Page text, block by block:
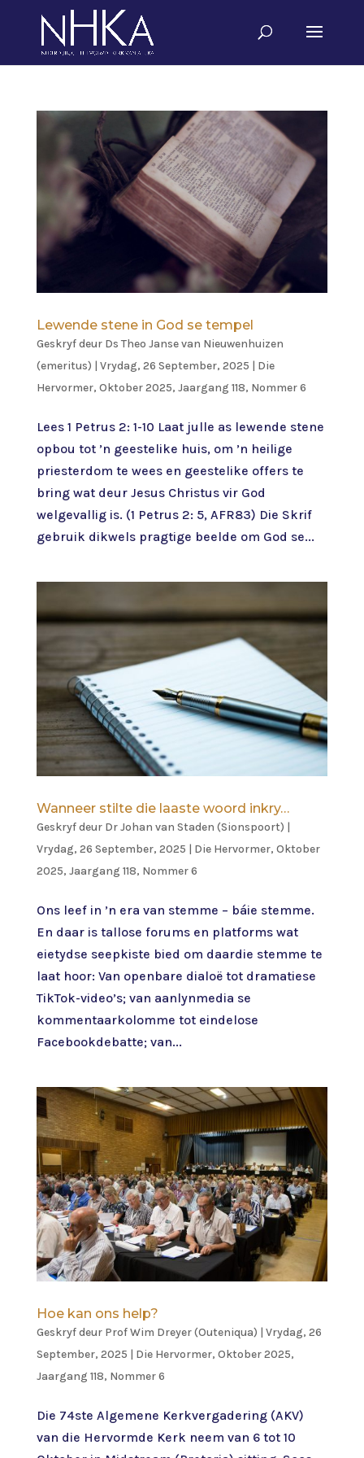
Lewende stene in God se tempel
Geskryf deur Ds Theo Janse van Nieuwenhuizen
(emeritus) | Vrydag, 26 September, 2025 | Die
Hervormer, Oktober 2025, Jaargang 118, Nommer 6
Lees 1 Petrus 2: 1-10 Laat julle as lewende stene
opbou tot ’n geestelike huis, om ’n heilige
priesterdom te wees en geestelike offers te
bring wat deur Jesus Christus vir God
welgevallig is. (1 Petrus 2: 5, AFR83) Die Skrif
gebruik dikwels pragtige beelde om God se...
Wanneer stilte die laaste woord inkry…
Geskryf deur Dr Johan van Staden (Sionspoort) |
Vrydag, 26 September, 2025 | Die Hervormer, Oktober
2025, Jaargang 118, Nommer 6
Ons leef in ’n era van stemme – báie stemme.
En daar is tallose forums en platforms wat
eietydse seepkiste bied om daardie stemme te
laat hoor: Van openbare dialoë tot dramatiese
TikTok-video’s; van aanlynmedia se
kommentaarkolomme tot eindelose
Facebookdebatte; van...
Hoe kan ons help?
Geskryf deur Prof Wim Dreyer (Outeniqua) | Vrydag, 26
September, 2025 | Die Hervormer, Oktober 2025,
Jaargang 118, Nommer 6
Die 74ste Algemene Kerkvergadering (AKV)
van die Hervormde Kerk neem van 6 tot 10